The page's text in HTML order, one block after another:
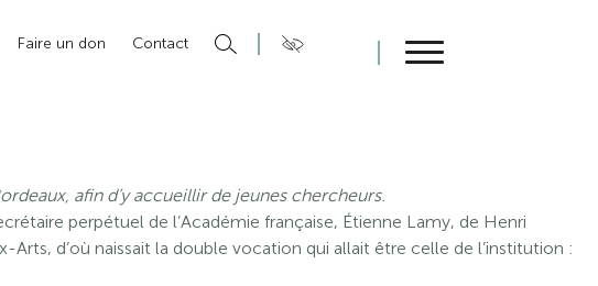
Faire un don
Contact
afin d’y accueillir de jeunes chercheurs.
perpétuel de l’Académie française, Étienne Lamy, de Henri
d’où naissait la double vocation qui allait être celle de l’institution :